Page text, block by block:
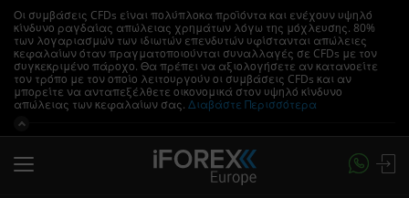
Οι συμβάσεις CFDs είναι πολύπλοκα προϊόντα και ενέχουν υψηλό
κίνδυνο ραγδαίας απώλειας χρημάτων λόγω της μόχλευσης. 80%
των λογαριασμών των ιδιωτών επενδυτών υφίστανται απώλειες
κεφαλαίων όταν πραγματοποιούνται συναλλαγές σε CFDs με τον
συγκεκριμένο πάροχο. Θα πρέπει να αξιολογήσετε αν κατανοείτε
τον τρόπο με τον οποίο λειτουργούν οι συμβάσεις CFDs και αν
μπορείτε να ανταπεξέλθετε οικονομικά στον υψηλό κίνδυνο
απώλειας των κεφαλαίων σας. Διαβάστε Περισσότερα